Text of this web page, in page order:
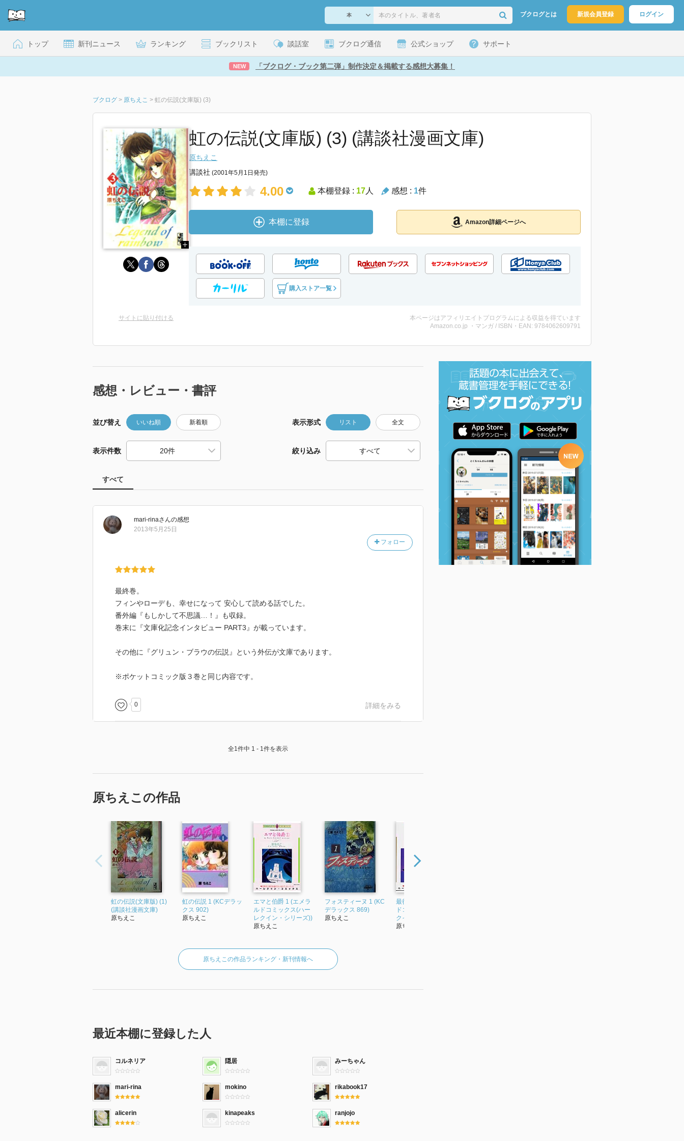
ブクログとは 新規会員登録 ログイン
トップ 新刊ニュース ランキング ブックリスト 談話室 ブクログ通信 公式ショップ サポート
NEW 「ブクログ・ブック第二弾」制作決定＆掲載する感想大募集！
ブクログ > 原ちえこ > 虹の伝説(文庫版) (3)
虹の伝説(文庫版) (3) (講談社漫画文庫)
原ちえこ
講談社 (2001年5月1日発売)
4.00 本棚登録 : 17人 感想 : 1件
本棚に登録 Amazon詳細ページへ
購入ストア一覧
サイトに貼り付ける
本ページはアフィリエイトプログラムによる収益を得ています
Amazon.co.jp ・マンガ / ISBN・EAN: 9784062609791
感想・レビュー・書評
並び替え いいね順 新着順 表示形式 リスト 全文
表示件数 絞り込み
すべて
mari-rinaさんの感想
フォロー
2013年5月25日
最終巻。
フィンやローデも、幸せになって 安心して読める話でした。
番外編『もしかして不思議…！』も収録。
巻末に『文庫化記念インタビュー PART3』が載っています。
その他に『グリュン・ブラウの伝説』という外伝が文庫であります。
※ポケットコミック版３巻と同じ内容です。
0 詳細をみる
全1件中 1 - 1件を表示
原ちえこの作品
虹の伝説(文庫版) (1)
(講談社漫画文庫)
原ちえこ
虹の伝説 1 (KCデラッ
クス 902)
原ちえこ
エマと伯爵 1 (エメラ
ルドコミックス(ハー
レクイン・シリーズ))
原ちえこ
フォスティーヌ 1 (KC
デラックス 869)
原ちえこ
最後の船旅 (エメラル
ドコミックス(ハーレ
クイン・シリーズ))
原ちえこ
原ちえこの作品ランキング・新刊情報へ
最近本棚に登録した人
コルネリア 隠居 みーちゃん
mari-rina mokino rikabook17
alicerin kinapeaks ranjojo